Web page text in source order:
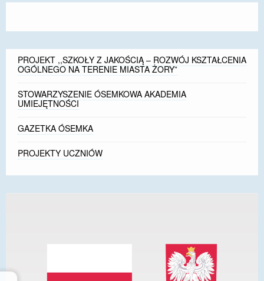
PROJEKT ,,SZKOŁY Z JAKOŚCIĄ – ROZWÓJ KSZTAŁCENIA
OGÓLNEGO NA TERENIE MIASTA ŻORY”
STOWARZYSZENIE ÓSEMKOWA AKADEMIA
UMIEJĘTNOŚCI
GAZETKA ÓSEMKA
PROJEKTY UCZNIÓW